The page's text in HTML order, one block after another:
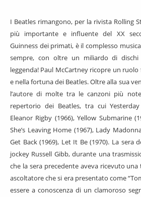
I Beatles rimangono, per la rivista Rolling
più importante e influente del XX
Guinness dei primati, è il complesso
sempre, con oltre un miliardo di
leggenda! Paul McCartney ricopre un ruolo
e nella fortuna dei Beatles. Oltre alla sua
l’autore di molte tra le canzoni più
repertorio dei Beatles, tra cui Yesterday
Eleanor Rigby (1966), Yellow Submarine
She’s Leaving Home (1967), Lady
Get Back (1969), Let It Be (1970). La sera
jockey Russell Gibb, durante una
che la sera precedente aveva ricevuto
ascoltatore che si era presentato come
essere a conoscenza di un clamoroso